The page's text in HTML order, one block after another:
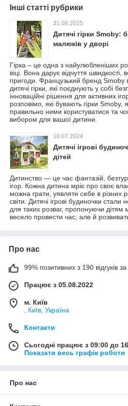
Інші статті рубрики
31.08.2025
Дитячі гірки Smoby:
малюків у дворі
Гірка – це одна з найулюбленіших
віці. Вона дарує відчуття швидкості,
пригоди. Французький бренд Smoby
дитячі гірки, які поєднують у собі
інноваційні рішення для активних
розповімо, які бувають гірки Smoby,
правильно ними користуватися та
вибором для вашої дитини.
18.07.2024
Дитячі ігрові
дітей
Дитинство — це час фантазій,
ігор. Кожна дитина мріє про своє
можна грати, уявляти себе в різних
світи. Дитячі ігрові будиночки
для таких розваг, пропонуючи дітям
весело провести час, але й
Про нас
99% позитивних з 190 відгуків за
Працює з 05.08.2022
м. Київ
, Київ, Україна
Контакти
Сьогодні працює з 09:00 до
Показати весь графік роботи
Про нас